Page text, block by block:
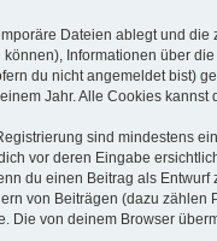
Dateien ablegt und die
Informationen über
du nicht angemeldet bist)
Jahr. Alle Cookies kannst
sind mindestens
vor deren Eingabe
du einen Beitrag als Entwurf
von Beiträgen (dazu zählen
Die von deinem Browser